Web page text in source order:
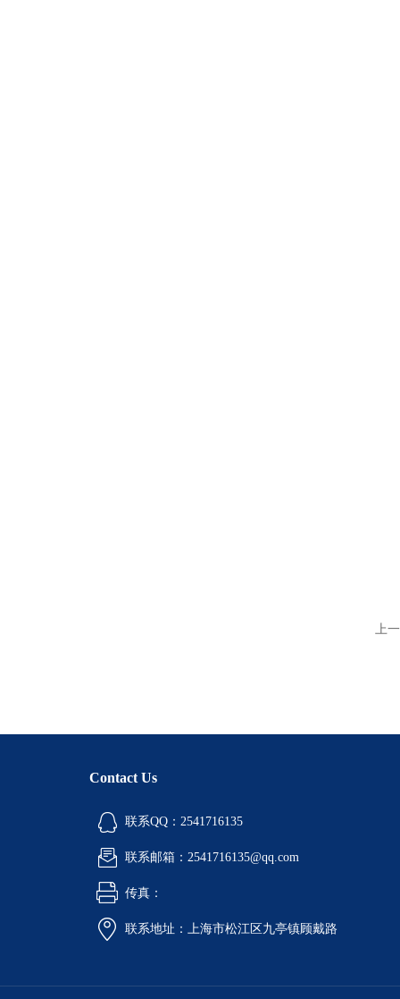
上
Contact Us
联系QQ：2541716135
联系邮箱：2541716135@qq.com
传真：
联系地址：上海市松江区九亭镇顾戴路